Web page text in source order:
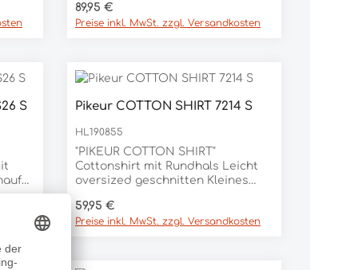
Regulärer Preis:
89,95 €
Preise inkl. MwSt. zzgl. Versandkosten
S Pikeur COTTON SHIRT 7214 S
HL190855
"PIKEUR COTTON SHIRT"
Cottonshirt mit Rundhals Leicht
oversized geschnitten Kleines
Doppelter Kragen mit Rhinestone
Applikation Pikeur Selection
Ärmel Material: 95%
Regulärer Preis:
59,95 €
Preise inkl. MwSt. zzgl. Versandkosten